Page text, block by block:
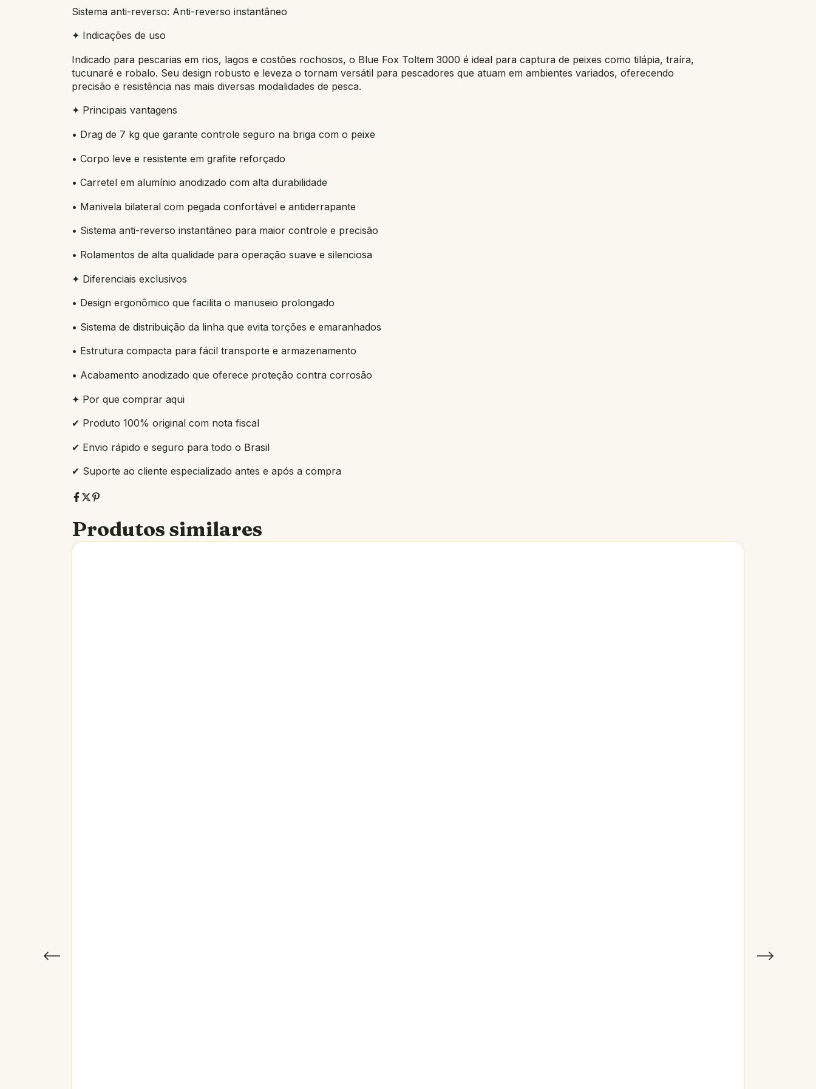
Sistema anti-reverso: Anti-reverso instantâneo
✦ Indicações de uso
Indicado para pescarias em rios, lagos e costões rochosos, o Blue Fox Toltem 3000 é ideal para captura de peixes como tilápia, traíra,
tucunaré e robalo. Seu design robusto e leveza o tornam versátil para pescadores que atuam em ambientes variados, oferecendo
precisão e resistência nas mais diversas modalidades de pesca.
✦ Principais vantagens
• Drag de 7 kg que garante controle seguro na briga com o peixe
• Corpo leve e resistente em grafite reforçado
• Carretel em alumínio anodizado com alta durabilidade
• Manivela bilateral com pegada confortável e antiderrapante
• Sistema anti-reverso instantâneo para maior controle e precisão
• Rolamentos de alta qualidade para operação suave e silenciosa
✦ Diferenciais exclusivos
• Design ergonômico que facilita o manuseio prolongado
• Sistema de distribuição da linha que evita torções e emaranhados
• Estrutura compacta para fácil transporte e armazenamento
• Acabamento anodizado que oferece proteção contra corrosão
✦ Por que comprar aqui
✔ Produto 100% original com nota fiscal
✔ Envio rápido e seguro para todo o Brasil
✔ Suporte ao cliente especializado antes e após a compra
Produtos similares